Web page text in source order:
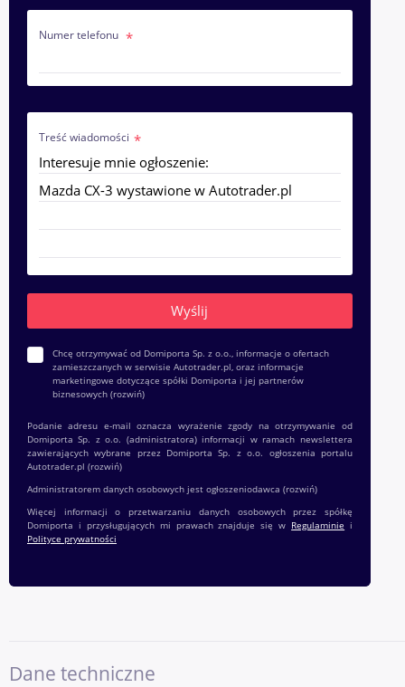
Numer telefonu
Treść wiadomości
Chcę otrzymywać od Domiporta Sp. z o.o., informacje o ofertach
zamieszczanych w serwisie Autotrader.pl, oraz informacje
marketingowe dotyczące spółki Domiporta i jej partnerów
biznesowych (rozwiń)
Podanie adresu e-mail oznacza wyrażenie zgody na otrzymywanie od
Domiporta Sp. z o.o. (administratora) informacji w ramach newslettera
zawierających wybrane przez Domiporta Sp. z o.o. ogłoszenia portalu
Autotrader.pl (rozwiń)
Administratorem danych osobowych jest ogłoszeniodawca (rozwiń)
Więcej informacji o przetwarzaniu danych osobowych przez spółkę
Domiporta i przysługujących mi prawach znajduje się w Regulaminie i
Polityce prywatności
Dane techniczne